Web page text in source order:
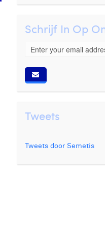
Schrijf In Op
Tweets
Tweets door Semetis